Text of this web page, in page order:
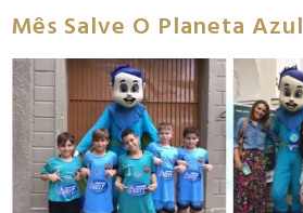
Mês Salve O Planeta Azul